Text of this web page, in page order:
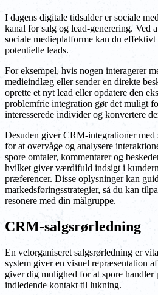
I dagens digitale tidsalder er sociale
kanal for salg og lead-generering. Ved
sociale medieplatforme kan du effektivt
potentielle leads.
For eksempel, hvis nogen interagerer
medieindlæg eller sender en direkte
oprette et nyt lead eller opdatere den
problemfrie integration gør det muligt
interesserede individer og konvertere
Desuden giver CRM-integrationer
for at overvåge og analysere
spore omtaler, kommentarer og
hvilket giver værdifuld indsigt i
præferencer. Disse oplysninger kan
markedsføringsstrategier, så du kan
resonere med din målgruppe.
CRM-salgsrørledning
En velorganiseret salgsrørledning er
system giver en visuel repræsentation
giver dig mulighed for at spore handler
indledende kontakt til lukning.